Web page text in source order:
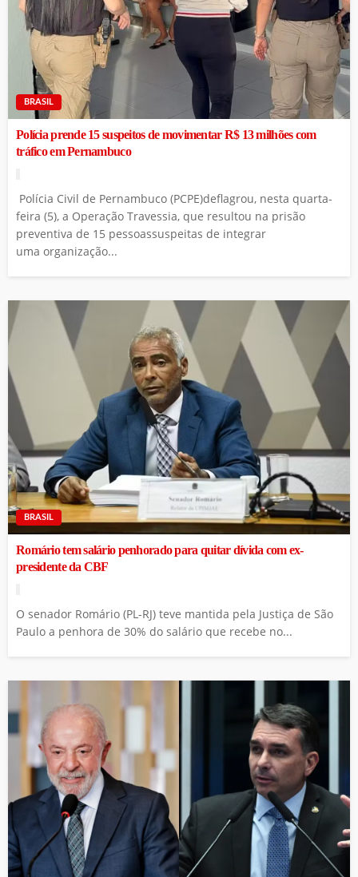
BRASIL
Polícia prende 15 suspeitos de movimentar R$ 13 milhões com
tráfico em Pernambuco
Polícia Civil de Pernambuco (PCPE)deflagrou, nesta quarta-
feira (5), a Operação Travessia, que resultou na prisão
preventiva de 15 pessoassuspeitas de integrar
uma organização...
BRASIL
Romário tem salário penhorado para quitar dívida com ex-
presidente da CBF
O senador Romário (PL-RJ) teve mantida pela Justiça de São
Paulo a penhora de 30% do salário que recebe no...